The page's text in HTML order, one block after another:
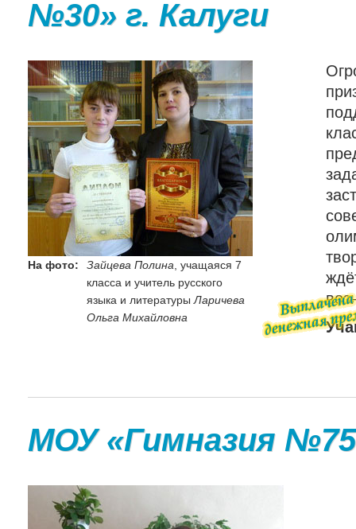
№30» г. Калуги
На фото: Зайцева Полина , учащаяся 7
класса и учитель русского
языка и литературы Ларичева
Ольга Михайловна
МОУ «Гимназия